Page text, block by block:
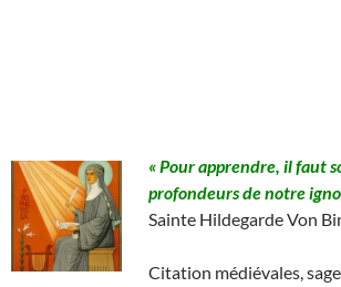
« Pour apprendre, il faut
profondeurs de notre
Sainte Hildegarde Von
Citation médiévales,